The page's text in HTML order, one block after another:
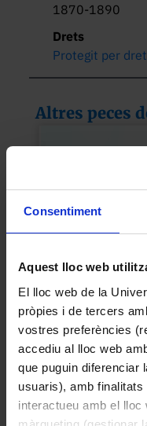
Consentiment
Aquest lloc web
El lloc web de la
pròpies i de tercers
vostres preferències
accediu al lloc web
que puguin diferenciar
usuaris), amb
interactueu amb el
1870-1890
Drets
Protegit per
Altres peces
Receptor de ràdio
General Electric
1940